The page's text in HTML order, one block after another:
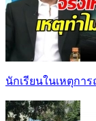
นักเรียนในเหตุกา